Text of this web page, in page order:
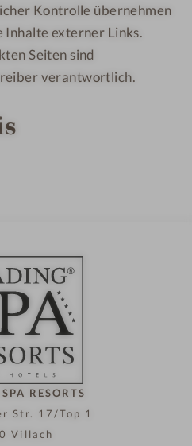
Kontrolle übernehmen
externer Links.
Seiten sind
verantwortlich.
RESORTS
Str. 17/Top 1
Villach